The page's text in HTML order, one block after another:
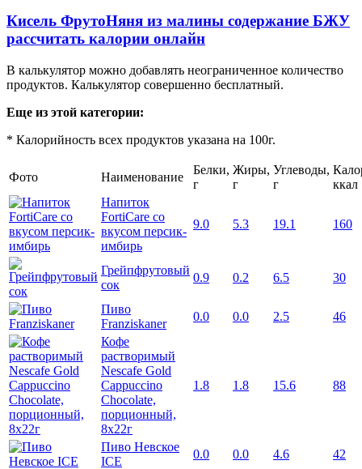
Кисель ФрутоНяня из малины содержание БЖУ
рассчитать калории онлайн
В калькулятор можно добавлять неограниченное количество
продуктов. Калькулятор совершенно бесплатный.
Еще из этой категории:
* Калорийность всех продуктов указана на 100г.
Фото Наименование
Белки,
г
Жиры,
г
Углеводы,
г
ккал
Напиток
FortiCare со
вкусом персик-
имбирь
9.0 5.3 19.1 160
Грейпфрутовый
сок
0.9 0.2 6.5 30
Пиво
Franziskaner
0.0 0.0 2.5
46
Кофе
растворимый
Nescafe Gold
Cappuccino
Chocolate,
порционный,
8х22г
1.8 1.8 15.6 88
Пиво Невское
ICE
0.0 0.0 4.6 42